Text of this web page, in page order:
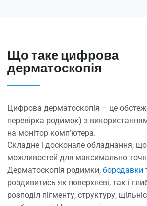
Що таке цифрова
дерматоскопія
Цифрова дерматоскопія – це
перевірка родимок) з
на монітор компʼютера.
Складне і досконале обладнання,
можливостей для максимально
Дерматоскопія родимки, бородавки
роздивитись як поверхневі, так і
розподіл пігменту, структуру,